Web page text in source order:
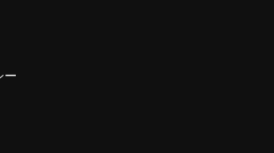
ー